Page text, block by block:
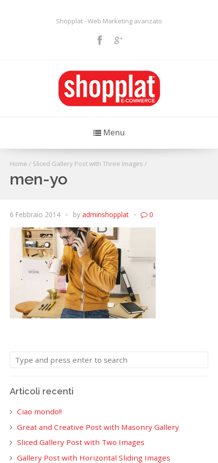
Shopplat - Web Marketing avanzato
Menu
Home / Sliced Gallery Post with Three Images /
men-yo
6 Febbraio 2014 by adminshopplat 0
Articoli recenti
Ciao mondo!!
Great and Creative Post with Masonry Gallery
Sliced Gallery Post with Two Images
Gallery Post with Horizontal Sliding Images